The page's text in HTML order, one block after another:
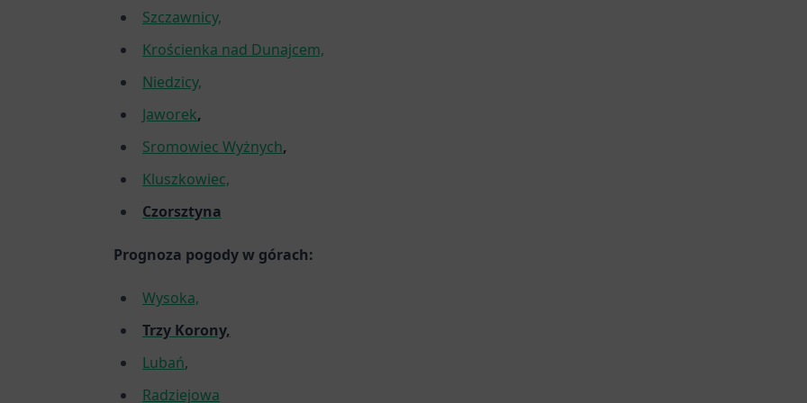
Szczawnicy,
Krościenka nad Dunajcem,
Niedzicy,
Jaworek,
Sromowiec Wyżnych,
Kluszkowiec,
Czorsztyna
Prognoza pogody w górach:
Wysoka,
Trzy Korony,
Lubań,
Radziejowa